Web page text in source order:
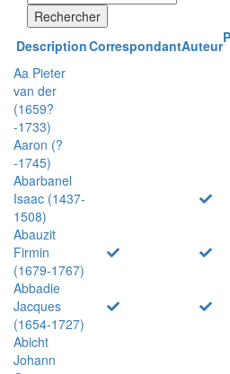
Rechercher
DescriptionCorrespondantAuteur
Aa Pieter
van der
(1659?
-1733)
Aaron (?
-1745)
Abarbanel
Isaac (1437-
1508)
Abauzit
Firmin
(1679-1767)
Abbadie
Jacques
(1654-1727)
Abicht
Johann